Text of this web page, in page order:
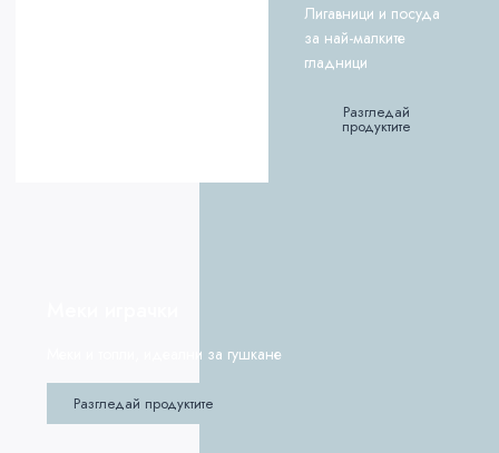
Лигавници и посуда
за най-малките
гладници
Разгледай
продуктите
Меки и топли, идеални за гушкане
Разгледай продуктите